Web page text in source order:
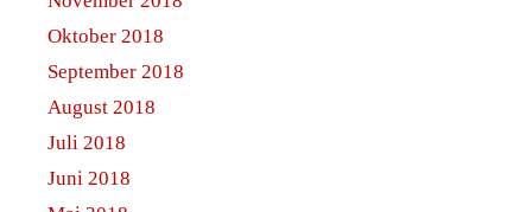
Oktober 2018
September 2018
August 2018
Juli 2018
Juni 2018